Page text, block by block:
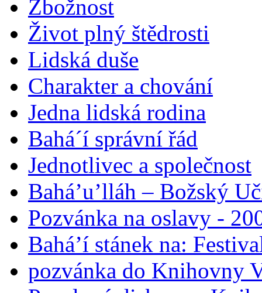
Zbožnost
Život plný štědrosti
Lidská duše
Charakter a chování
Jedna lidská rodina
Bahá´í správní řád
Jednotlivec a společnost
Bahá’u’lláh – Božský
Pozvánka na oslavy -
Bahá’í stánek na:
pozvánka do Knihovny